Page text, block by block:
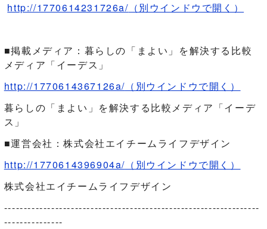
http://1770614231726a/ （別ウインドウで開く）
■掲載メディア：暮らしの「まよい」を解決する比較
メディア「イーデス」
http://1770614367126a/ （別ウインドウで開く）
暮らしの「まよい」を解決する比較メディア「イーデ
ス」
■運営会社：株式会社エイチームライフデザイン
http://1770614396904a/ （別ウインドウで開く）
株式会社エイチームライフデザイン
-----------------------------------------------------------------
---------------